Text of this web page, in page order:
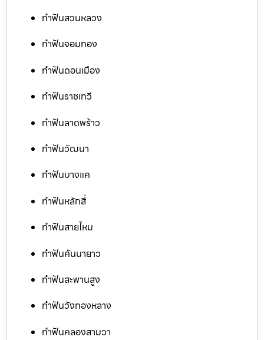
ทำฟันสวนหลวง
ทำฟันจอมทอง
ทำฟันดอนเมือง
ทำฟันราชเทวี
ทำฟันลาดพร้าว
ทำฟันวัฒนา
ทำฟันบางแค
ทำฟันหลักสี่
ทำฟันสายไหม
ทำฟันคันนายาว
ทำฟันสะพานสูง
ทำฟันวังทองหลาง
ทำฟันคลองสามวา